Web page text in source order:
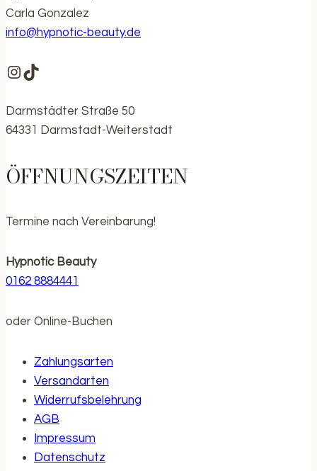
Carla Gonzalez
info@hypnotic-beauty.de
https://www.instagram.com/
https://www.tiktok.com/
Darmstädter Straße 50
64331 Darmstadt-Weiterstadt
ÖFFNUNGSZEITEN
Termine nach Vereinbarung!
Hypnotic Beauty
0162 8884441
oder Online-Buchen
Zahlungsarten
Versandarten
Widerrufsbelehrung
AGB
Impressum
Datenschutz